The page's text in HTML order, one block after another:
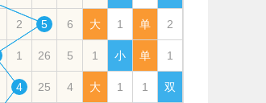
2 5 6 大 1 单 2
1 26 5 1 小 单 1
4 25 4 大 1 1 双